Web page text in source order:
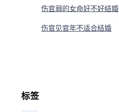
伤官弱的女命好不好结婚
伤官见官年不适合结婚
标签